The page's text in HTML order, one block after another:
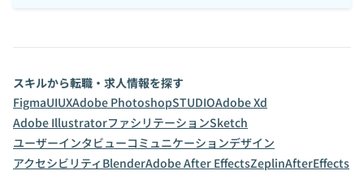
スキルから転職・求人情報を探す
FigmaUIUXAdobe PhotoshopSTUDIOAdobe Xd
Adobe IllustratorファシリテーションSketch
ユーザーインタビューコミュニケーションデザイン
アクセシビリティ BlenderAdobe After EffectsZeplinAfterEffects